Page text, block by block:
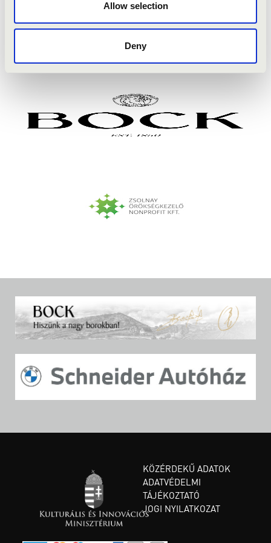
Allow selection
Deny
Bizet: Carmen - Torreador ária
Danza: Funniculi Funnicula
KÖZÉRDEKŰ ADATOK
ADATVÉDELMI
TÁJÉKOZTATÓ
JOGI NYILATKOZAT